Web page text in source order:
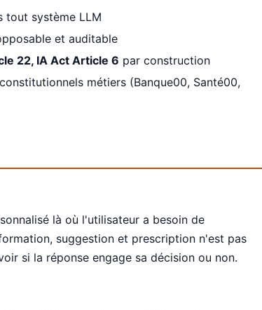
tout système LLM
et auditable
22, IA Act Article 6 par construction
métiers (Banque00, Santé00,
là où l'utilisateur a besoin de
suggestion et prescription n'est pas
si la réponse engage sa décision ou non.